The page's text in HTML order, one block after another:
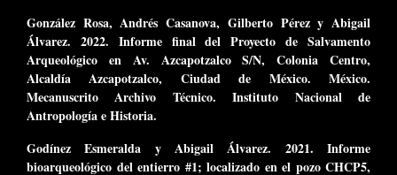
González Rosa, Andrés Casanova, Gilberto Pérez y Abigail
Álvarez. 2022. Informe final del Proyecto de Salvamento
Arqueológico en Av. Azcapotzalco S/N, Colonia Centro,
Alcaldía Azcapotzalco, Ciudad de México. México.
Mecanuscrito Archivo Técnico. Instituto Nacional de
Antropología e Historia.
Godínez Esmeralda y Abigail Álvarez. 2021. Informe
bioarqueológico del entierro #1; localizado en el pozo CHCP5,